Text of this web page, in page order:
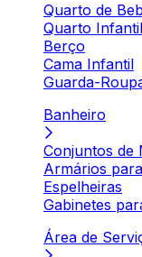
Quarto de
Quarto
Berço
Cama Infantil
Guarda-
Banheiro
Conjuntos de
Armários
Espelheiras
Gabinetes
Área de